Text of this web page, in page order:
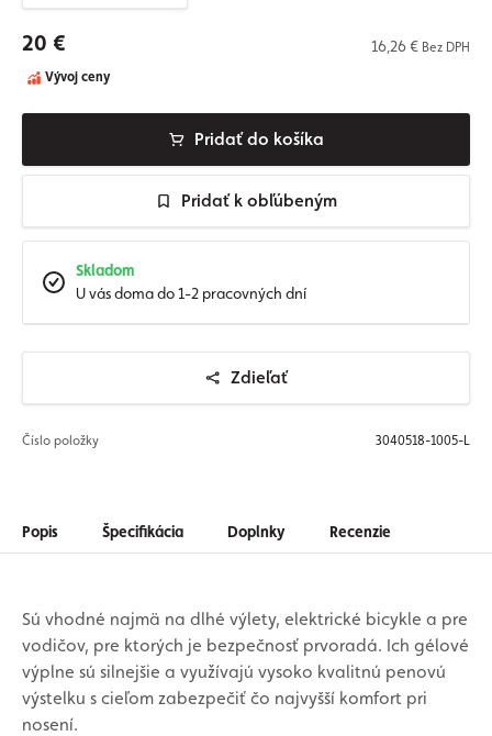
20 € 16,26 € Bez DPH
Vývoj ceny
Pridať do košíka
Pridať k obľúbeným
Skladom
U vás doma do 1-2 pracovných dní
Zdieľať
Číslo položky 3040518-1005-L
Popis Špecifikácia Doplnky Recenzie
Sú vhodné najmä na dlhé výlety, elektrické bicykle a pre
vodičov, pre ktorých je bezpečnosť prvoradá. Ich gélové
výplne sú silnejšie a využívajú vysoko kvalitnú penovú
výstelku s cieľom zabezpečiť čo najvyšší komfort pri
nosení.